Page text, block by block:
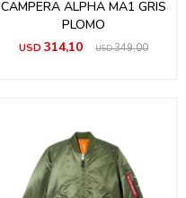
CAMPERA ALPHA MA1 GRIS
PLOMO
USD 314,10 USD349,00